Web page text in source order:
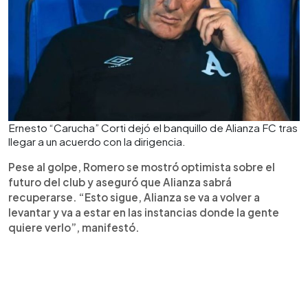
Ernesto “Carucha” Corti dejó el banquillo de Alianza FC tras
llegar a un acuerdo con la dirigencia.
Pese al golpe, Romero se mostró optimista sobre el
futuro del club y aseguró que Alianza sabrá
recuperarse. “Esto sigue, Alianza se va a volver a
levantar y va a estar en las instancias donde la gente
quiere verlo”, manifestó.